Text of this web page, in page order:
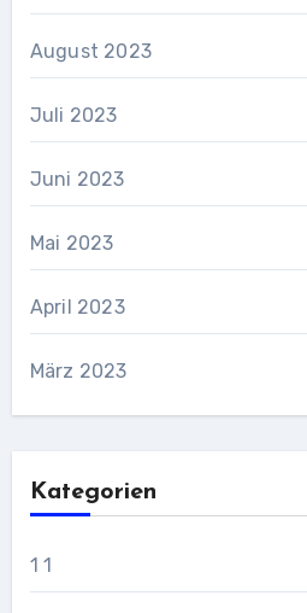
August 2023
Juli 2023
Juni 2023
Mai 2023
April 2023
März 2023
Kategorien
1 1